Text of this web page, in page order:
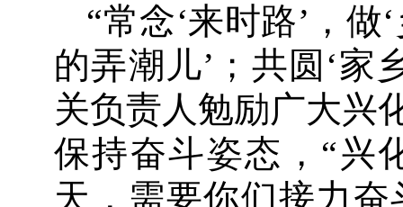
“常念‘来时路’，做
的弄潮儿’；共圆‘家
关负责人勉励广大兴
保持奋斗姿态，“兴
天，需要你们接力